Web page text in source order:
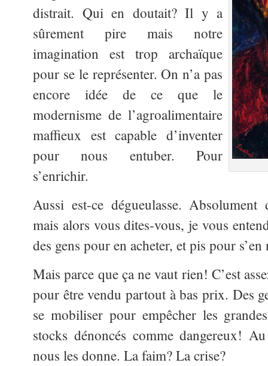
distrait. Qui en doutait? Il y a
sûrement pire mais notre
imagination est trop archaïque
pour se le représenter. On n’a pas
encore idée de ce que le
modernisme de l’agroalimentaire
maffieux est capable d’inventer
pour nous entuber. Pour
s’enrichir.
Aussi est-ce dégueulasse. Absolument
mais alors vous dites-vous, je vous
des gens pour en acheter, et pis pour
Mais parce que ça ne vaut rien! C’est
pour être vendu partout à bas prix. Des
se mobiliser pour empêcher les
stocks dénoncés commedangereux!
nous les donne. La faim? La crise?